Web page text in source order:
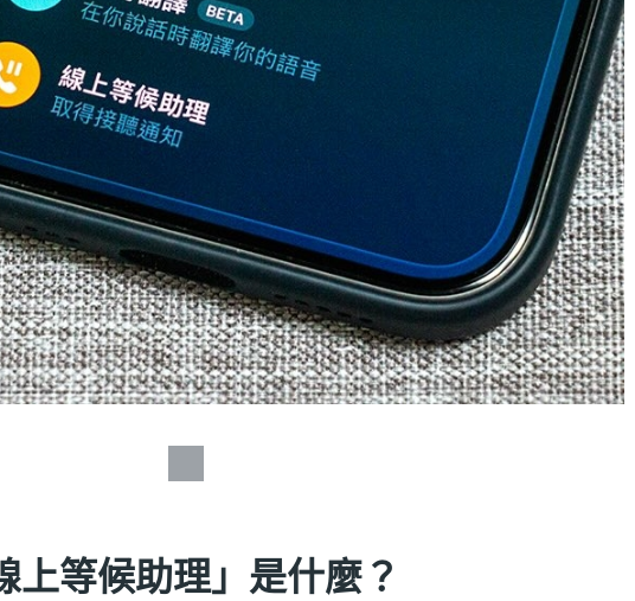
等候助理」是什麼？